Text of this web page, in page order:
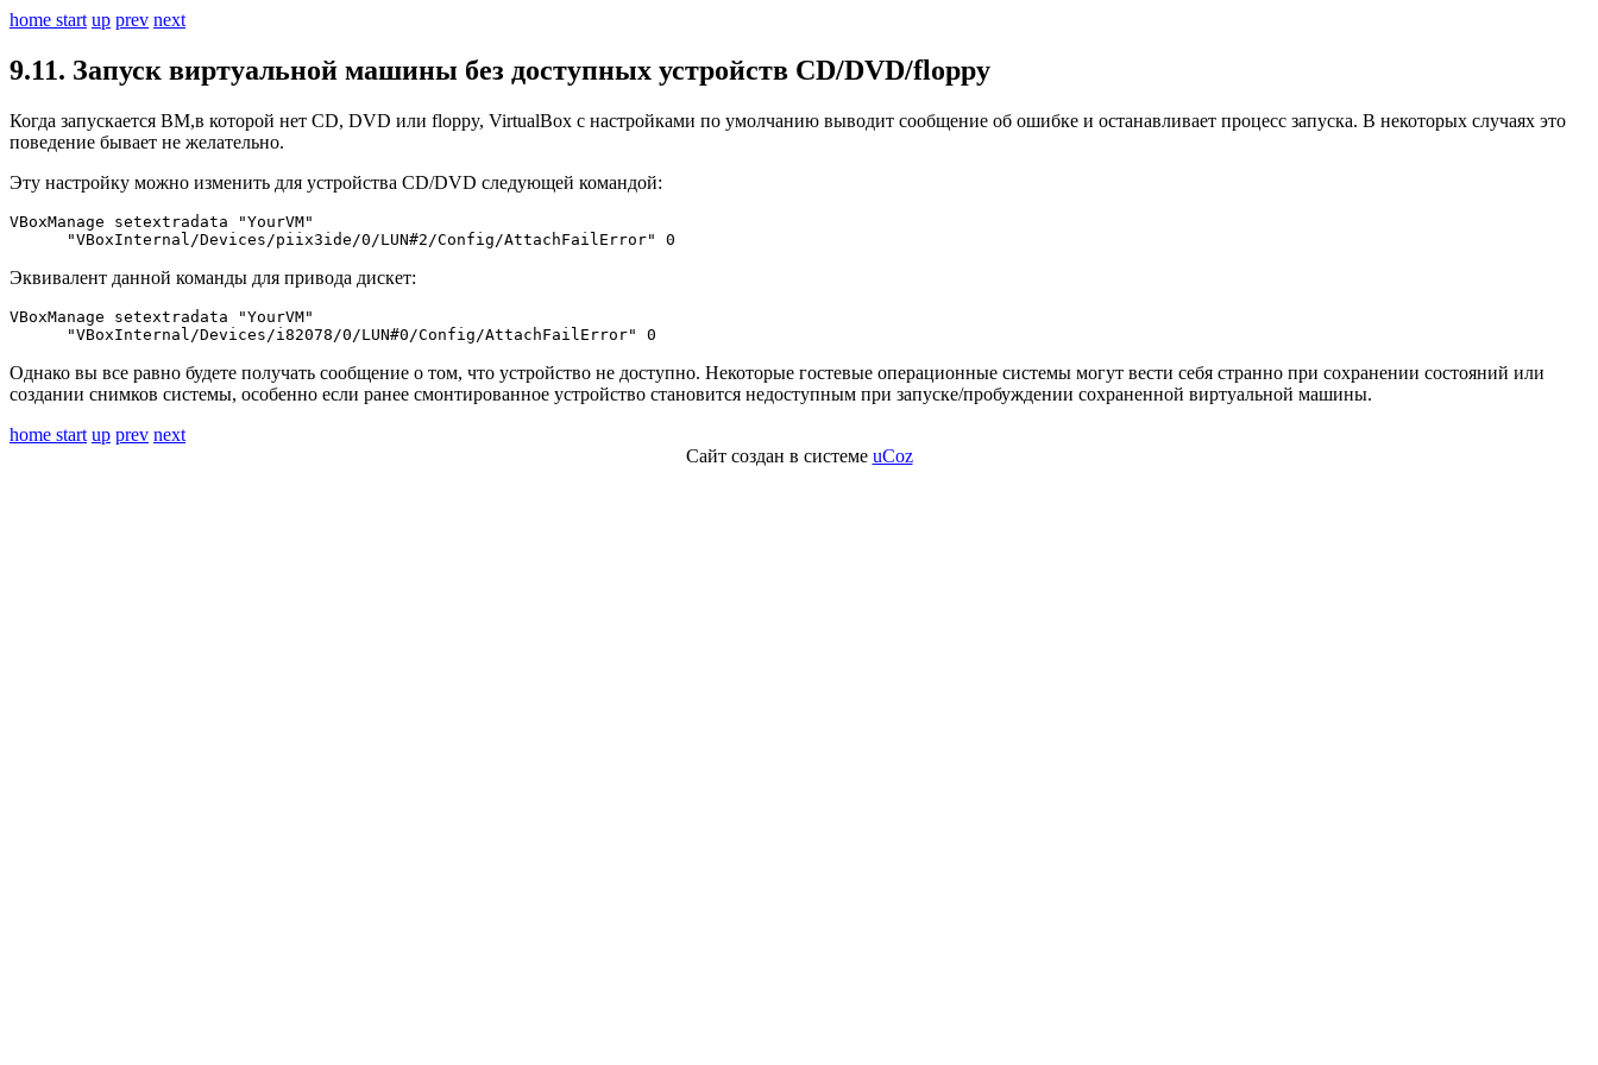
home start up prev next
9.11. Запуск виртуальной машины без доступных устройств CD/DVD/floppy
Когда запускается ВМ,в которой нет CD, DVD или floppy, VirtualBox с настройками по умолчанию выводит сообщение об ошибке и останавливает процесс запуска. В некоторых случаях это
поведение бывает не желательно.
Эту настройку можно изменить для устройства CD/DVD следующей командой:
VBoxManage setextradata "YourVM"
      "VBoxInternal/Devices/piix3ide/0/LUN#2/Config/AttachFailError" 0
Эквивалент данной команды для привода дискет:
VBoxManage setextradata "YourVM"
      "VBoxInternal/Devices/i82078/0/LUN#0/Config/AttachFailError" 0
Однако вы все равно будете получать сообщение о том, что устройство не доступно. Некоторые гостевые операционные системы могут вести себя странно при сохранении состояний или
создании снимков системы, особенно если ранее смонтированное устройство становится недоступным при запуске/пробуждении сохраненной виртуальной машины.
home start up prev next
Сайт создан в системе uCoz